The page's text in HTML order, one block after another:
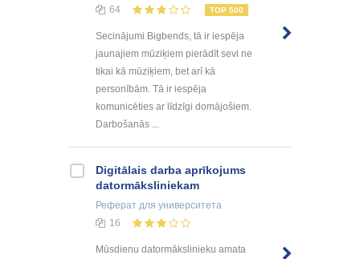
64 TOP 500
Secinājumi Bigbends, tā ir iespēja
jaunajiem mūziķiem pierādīt sevi ne
tikai kā mūziķiem, bet arī kā
personībām. Tā ir iespēja
komunicēties ar līdzīgi domājošiem.
Darbošanās ...
Digitālais darba aprīkojums
datormāksliniekam
Реферат для университета
16
Mūsdienu datormākslinieku amata